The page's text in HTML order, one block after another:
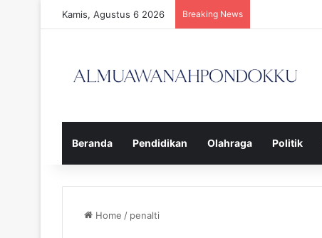
Kamis, Agustus 6 2026 Breaking News
Beranda Pendidikan Olahraga Politik
Home / penalti